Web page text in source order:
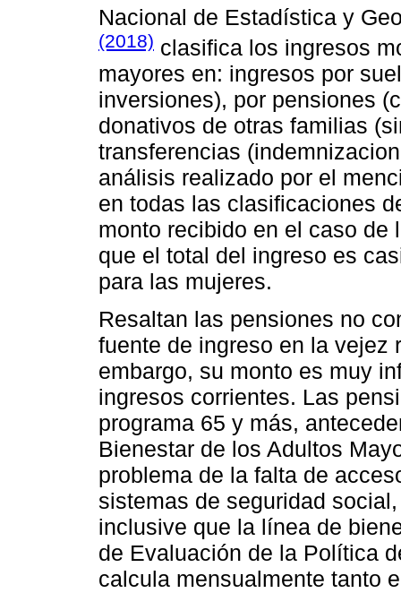
Nacional de Estadística y
(2018) clasifica los ingresos
mayores en: ingresos por
inversiones), por pensiones
donativos de otras familias
transferencias
análisis realizado por el
en todas las clasificaciones
monto recibido en el caso de
que el total del ingreso es
para las mujeres.
Resaltan las pensiones no
fuente de ingreso en la vejez
embargo, su monto es muy
ingresos corrientes. Las
programa 65 y más,
Bienestar de los Adultos
problema de la falta de
sistemas de seguridad
inclusive que la línea de
de Evaluación de la Política
calcula mensualmente tanto